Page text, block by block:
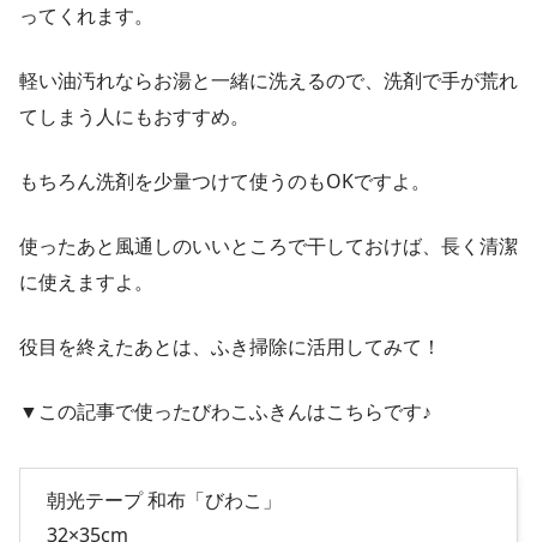
ってくれます。
軽い油汚れならお湯と一緒に洗えるので、洗剤で手が荒れ
てしまう人にもおすすめ。
もちろん洗剤を少量つけて使うのもOKですよ。
使ったあと風通しのいいところで干しておけば、長く清潔
に使えますよ。
役目を終えたあとは、ふき掃除に活用してみて！
▼この記事で使ったびわこふきんはこちらです♪
朝光テープ 和布「びわこ」
32×35cm